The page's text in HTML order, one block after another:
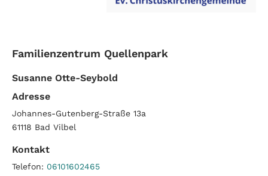
Familienzentrum Quellenpark
Susanne Otte-Seybold
Adresse
Johannes-Gutenberg-Straße 13a
61118 Bad Vilbel
Kontakt
Telefon: 06101602465